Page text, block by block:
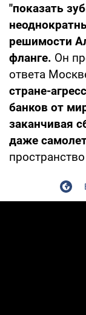
"показать
решимости
фланге. Он
ответа
стране-
банков от
заканчивая
даже